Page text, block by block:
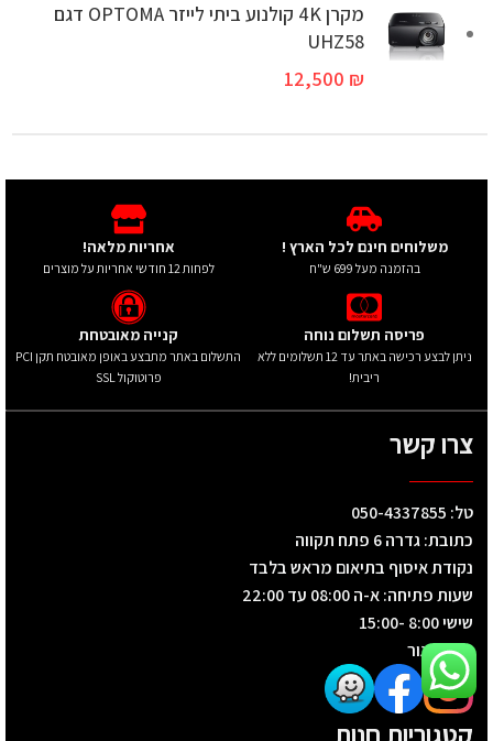
מקרן 4K קולנוע ביתי לייזר OPTOMA דגם
UHZ58
12,500 ₪
משלוחים חינם לכל הארץ !
בהזמנה מעל 699 ש"ח
אחריות מלאה!
לפחות 12 חודשי אחריות על מוצרים
פריסה תשלום נוחה
ניתן לבצע רכישה באתר עד 12 תשלומים ללא
ריבית!
קנייה מאובטחת
התשלום באתר מתבצע באופן מאובטח תקן PCI
פרוטוקול SSL
צרו קשר
טל: 050-4337855
כתובת: גדרה 6 פתח תקווה
נקודת איסוף בתיאום מראש בלבד
שעות פתיחה: א-ה 08:00 עד 22:00
שישי 8:00 -15:00
שבת סגור